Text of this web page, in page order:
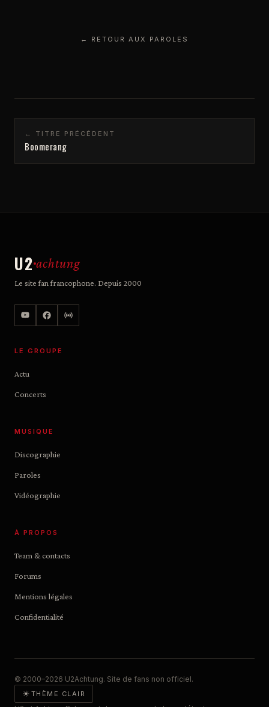
← RETOUR AUX PAROLES
← TITRE PRÉCÉDENT
Boomerang
U2 achtung
Le site fan francophone. Depuis 2000
LE GROUPE
Actu
Concerts
MUSIQUE
Discographie
Paroles
Vidéographie
À PROPOS
Team & contacts
Forums
Mentions légales
Confidentialité
© 2000–2026 U2Achtung. Site de fans non officiel.
☀ THÈME CLAIR